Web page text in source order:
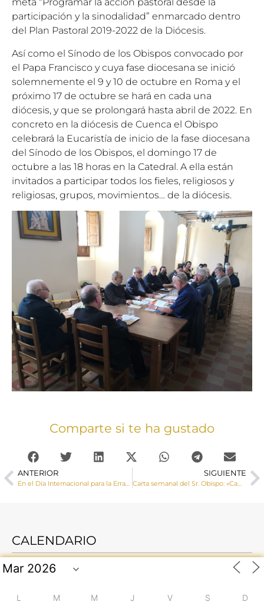
meta “Programar la acción pastoral desde la
participación y la sinodalidad” enmarcado dentro
del Plan Pastoral 2019-2022 de la Diócesis.
Así como el Sínodo de los Obispos convocado por
el Papa Francisco y cuya fase diocesana se inició
solemnemente el 9 y 10 de octubre en Roma y el
próximo 17 de octubre se hará en cada una
diócesis, y que se prolongará hasta abril de 2022. En
concreto en la diócesis de Cuenca el Obispo
celebrará la Eucaristía de inicio de la fase diocesana
del Sínodo de los Obispos, el domingo 17 de
octubre a las 18 horas en la Catedral. A ella están
invitados a participar todos los fieles, religiosos y
religiosas, grupos, movimientos… de la diócesis.
Comparte si te ha gustado
ANTERIOR
En el Día Internacional para la Erradicación de la Pobreza, Cáritas diocesana de Cuenca llama al cumplimiento de los objetivos de desarrollo sostenible
SIGUIENTE
Carta semanal del Sr. Obispo: «Caminar sinodalmente requiere saber escuchar»
CALENDARIO
L M M J V S D